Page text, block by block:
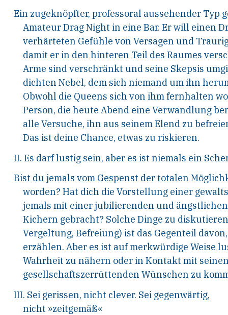
Ein zugeknöpfter, professoral aussehender Typ
Amateur Drag Night in eine Bar. Er will einen
verhärteten Gefühle von Versagen und
damit er in den hinteren Teil des Raumes
Arme sind verschränkt und seine Skepsis
dichten Nebel, dem sich niemand um ihn
Obwohl die Queens sich von ihm fernhalten
Person, die heute Abend eine Verwandlung
alle Versuche, ihn aus seinem Elend zu
Das ist deine Chance, etwas zu riskieren.
II. Es darf lustig sein, aber es ist niemals ein
Bist du jemals vom Gespenst der totalen
worden? Hat dich die Vorstellung einer
jemals mit einer jubilierenden und
Kichern gebracht? Solche Dinge zu
Vergeltung, Befreiung) ist das Gegenteil
erzählen. Aber es ist auf merkwürdige Weise
Wahrheit zu nähern oder in Kontakt mit
gesellschaftszerrüttenden Wünschen zu
III. Sei gerissen, nicht clever. Sei gegenwärtig,
nicht »zeitgemäß«